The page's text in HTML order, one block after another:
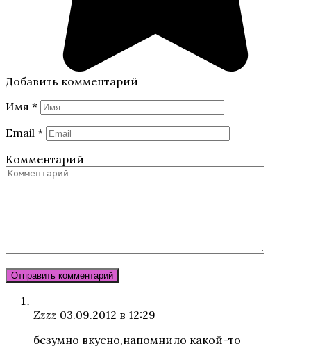
Добавить комментарий
Имя *
Email *
Комментарий
Zzzz 03.09.2012 в 12:29
безумно вкусно,напомнило какой-то